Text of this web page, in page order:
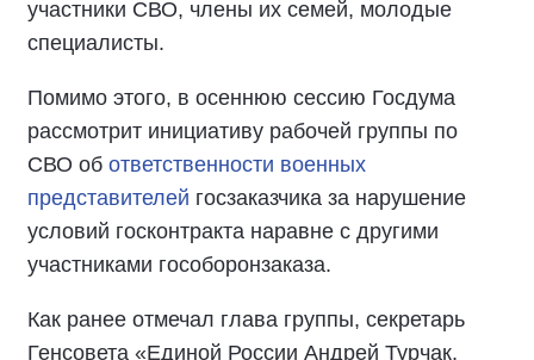
участники СВО, члены их семей, молодые
специалисты.
Помимо этого, в осеннюю сессию Госдума
рассмотрит инициативу рабочей группы по
СВО об ответственности военных
представителей госзаказчика за нарушение
условий госконтракта наравне с другими
участниками гособоронзаказа.
Как ранее отмечал глава группы, секретарь
Генсовета «Единой России Андрей Турчак,